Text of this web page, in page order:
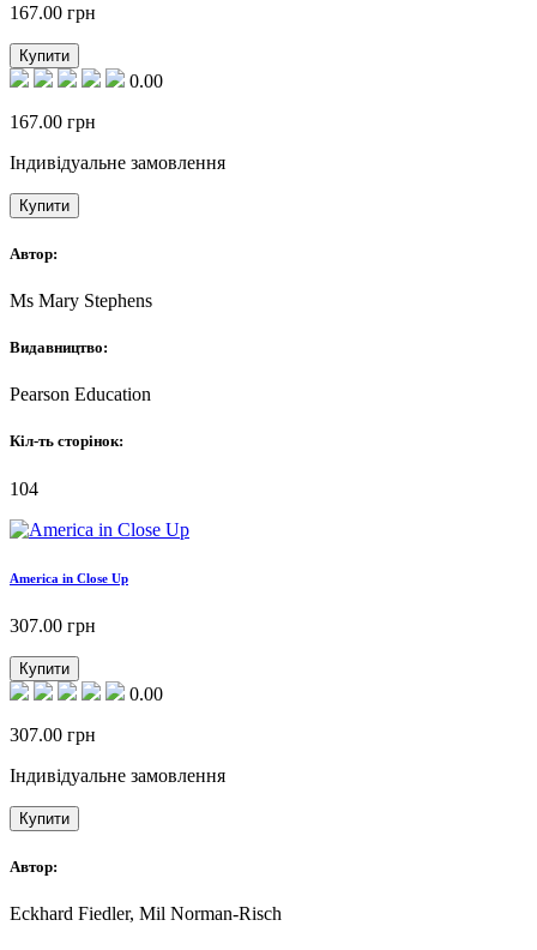
167.00 грн
Купити
0.00
167.00 грн
Індивідуальне замовлення
Купити
Автор:
Ms Mary Stephens
Видавництво:
Pearson Education
Кіл-ть сторінок:
104
America in Close Up
307.00 грн
Купити
0.00
307.00 грн
Індивідуальне замовлення
Купити
Автор:
Eckhard Fiedler, Mil Norman-Risch